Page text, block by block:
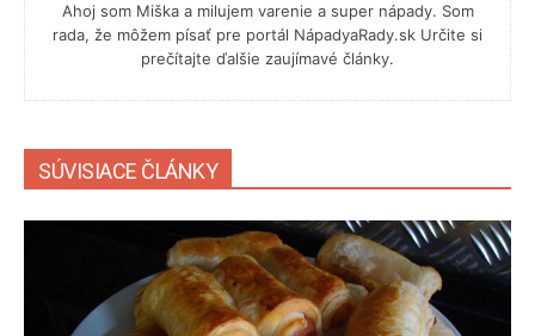
Ahoj som Miška a milujem varenie a super nápady. Som
rada, že môžem písať pre portál NápadyaRady.sk Určite si
prečítajte ďalšie zaujímavé články.
SÚVISIACE ČLÁNKY